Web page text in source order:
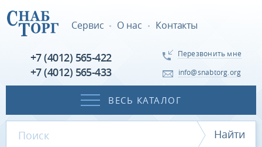
Сервис О нас Контакты
+7 (4012) 565-422
+7 (4012) 565-433
Перезвонить мне
info@snabtorg.org
ВЕСЬ КАТАЛОГ
Найти